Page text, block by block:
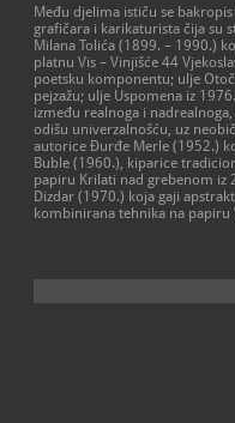
Među djelima ističu se
grafičara i karikaturista čija su
Milana Tolića (1899. – 1990.)
platnu Vis – Vinjišće 44
poetsku komponentu; ulje
pejzažu; ulje Uspomena iz
između realnoga i
odišu univerzalnošću, uz
autorice Đurđe Merle (1952.)
Buble (1960.), kiparice
papiru Krilati nad grebenom iz
Dizdar (1970.) koja gaji
kombinirana tehnika na papiru